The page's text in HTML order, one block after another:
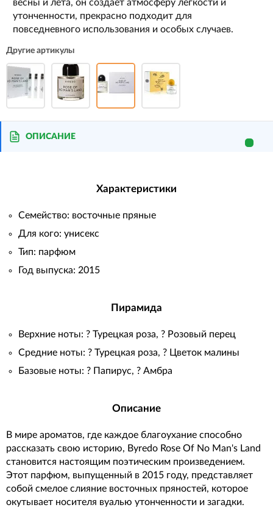
весны и лета, он создает атмосферу легкости и
утонченности, прекрасно подходит для
повседневного использования и особых случаев.
Другие артикулы
ОПИСАНИЕ
Характеристики
Семейство: восточные пряные
Для кого: унисекс
Тип: парфюм
Год выпуска: 2015
Пирамида
Верхние ноты: ? Турецкая роза, ?️ Розовый перец
Средние ноты: ? Турецкая роза, ? Цветок малины
Базовые ноты: ? Папирус, ? Амбра
Описание
В мире ароматов, где каждое благоухание способно
рассказать свою историю, Byredo Rose Of No Man's Land
становится настоящим поэтическим произведением.
Этот парфюм, выпущенный в 2015 году, представляет
собой смелое слияние восточных пряностей, которое
окутывает носителя вуалью утонченности и загадки.